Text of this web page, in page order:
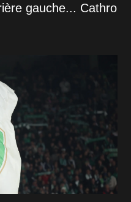
gauche... Cathro